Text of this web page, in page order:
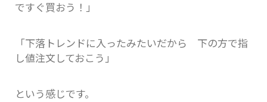
ですぐ買おう！」
「下落トレンドに入ったみたいだから 下の方で指
し値注文しておこう」
という感じです。